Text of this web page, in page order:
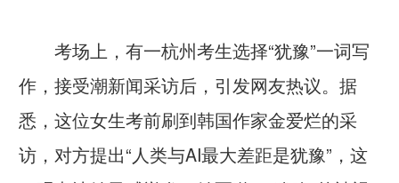
考场上，有一杭州考生选择“犹豫”一词写
作，接受潮新闻采访后，引发网友热议。据
悉，这位女生考前刷到韩国作家金爱烂的采
访，对方提出“人类与AI最大差距是犹豫”，这